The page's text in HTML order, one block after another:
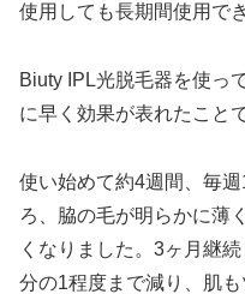
使用しても長期間使用で
Biuty IPL光脱毛器を使っ
に早く効果が表れたこと
使い始めて約4週間、毎
ろ、脇の毛が明らかに薄
くなりました。3ヶ月継
分の1程度まで減り、肌も